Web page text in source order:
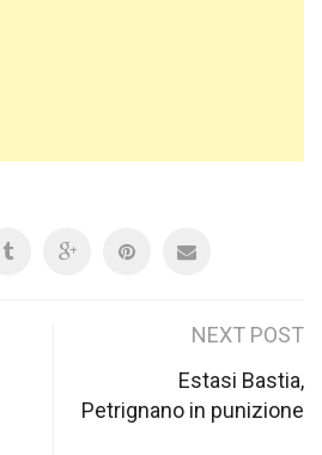
NEXT POST
Estasi Bastia,
Petrignano in punizione